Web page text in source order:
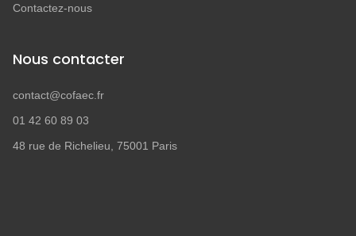
Contactez-nous
Nous contacter
contact@cofaec.fr
01 42 60 89 03
48 rue de Richelieu, 75001 Paris